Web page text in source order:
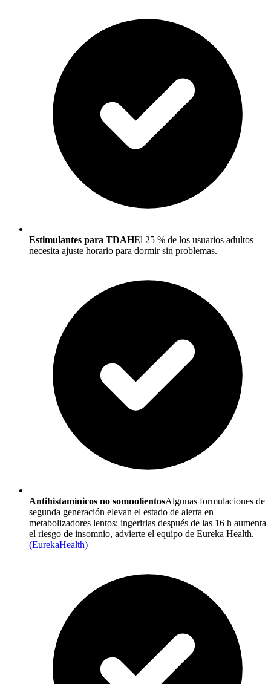
Estimulantes para TDAHEl 25 % de los usuarios adultos
necesita ajuste horario para dormir sin problemas.
Antihistamínicos no somnolientosAlgunas formulaciones de
segunda generación elevan el estado de alerta en
metabolizadores lentos; ingerirlas después de las 16 h aumenta
el riesgo de insomnio, advierte el equipo de Eureka Health.
(EurekaHealth)